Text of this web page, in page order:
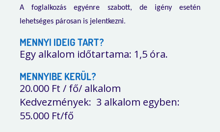
A foglalkozás egyénre szabott, de igény esetén
lehetséges párosan is jelentkezni.
MENNYI IDEIG TART?
Egy alkalom időtartama: 1,5 óra.
MENNYIBE KERÜL?
20.000 Ft / fő/ alkalom
Kedvezmények: 3 alkalom egyben:
55.000 Ft/fő